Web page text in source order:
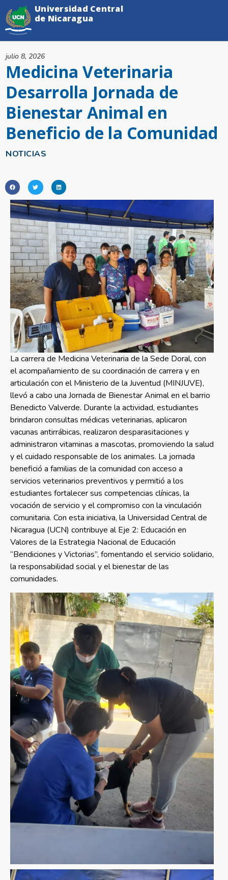
NOTICIAS
Medicina Veterinaria
Desarrolla Jornada de
Bienestar Animal en
Beneficio de la Comunidad
julio 8, 2026
Universidad Central
de Nicaragua
La carrera de Medicina Veterinaria de la Sede Doral, con
el acompañamiento de su coordinación de carrera y en
articulación con el Ministerio de la Juventud (MINJUVE),
llevó a cabo una Jornada de Bienestar Animal en el barrio
Benedicto Valverde. Durante la actividad, estudiantes
brindaron consultas médicas veterinarias, aplicaron
vacunas antirrábicas, realizaron desparasitaciones y
administraron vitaminas a mascotas, promoviendo la salud
y el cuidado responsable de los animales. La jornada
benefició a familias de la comunidad con acceso a
servicios veterinarios preventivos y permitió a los
estudiantes fortalecer sus competencias clínicas, la
vocación de servicio y el compromiso con la vinculación
comunitaria. Con esta iniciativa, la Universidad Central de
Nicaragua (UCN) contribuye al Eje 2: Educación en
Valores de la Estrategia Nacional de Educación
“Bendiciones y Victorias”, fomentando el servicio solidario,
la responsabilidad social y el bienestar de las
comunidades.